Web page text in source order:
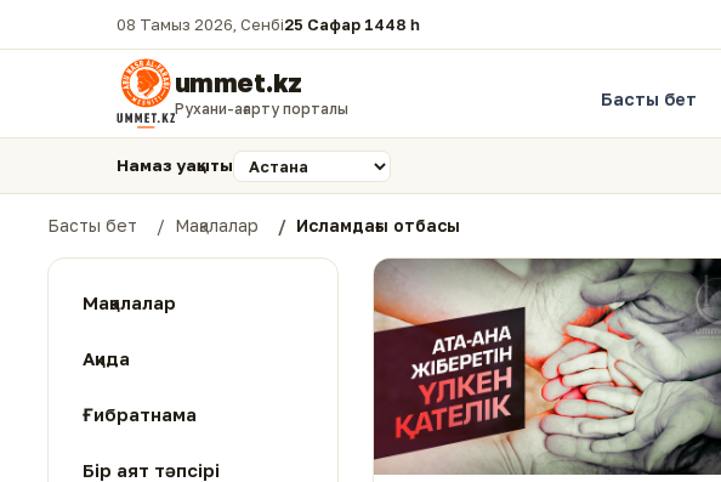
08 Тамыз 2026, Сенбі25 Сафар 1448 һ.
ummet.kz
Рухани-ағарту порталы Басты бет
Намаз уақыты
Басты бет Мақалалар Исламдағы отбасы
Мақалалар
Ақида
Ғибратнама
Бір аят тәпсірі